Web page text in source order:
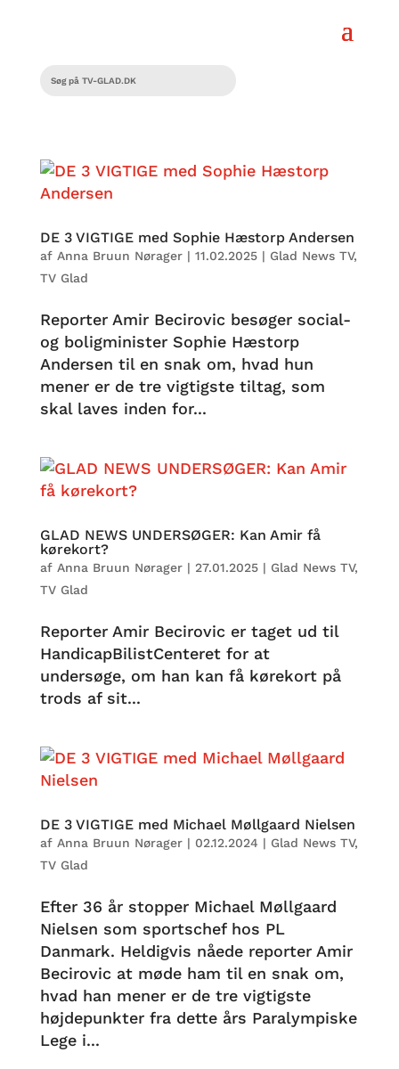
DE 3 VIGTIGE med Sophie Hæstorp Andersen
af Anna Bruun Nørager| 11.02.2025| Glad News TV,
TV Glad
Reporter Amir Becirovic besøger social-
og boligminister Sophie Hæstorp
Andersen til en snak om, hvad hun
mener er de tre vigtigste tiltag, som
skal laves inden for...
GLAD NEWS UNDERSØGER: Kan Amir få
kørekort?
af Anna Bruun Nørager| 27.01.2025| Glad News TV,
TV Glad
Reporter Amir Becirovic er taget ud til
HandicapBilistCenteret for at
undersøge, om han kan få kørekort på
trods af sit...
DE 3 VIGTIGE med Michael Møllgaard Nielsen
af Anna Bruun Nørager| 02.12.2024 | Glad News TV,
TV Glad
Efter 36 år stopper Michael Møllgaard
Nielsen som sportschef hos PL
Danmark. Heldigvis nåede reporter Amir
Becirovic at møde ham til en snak om,
hvad han mener er de tre vigtigste
højdepunkter fra dette års Paralympiske
Lege i...